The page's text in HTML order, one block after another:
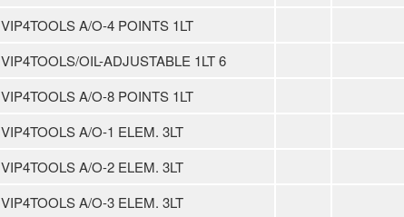
VIP4TOOLS A/O-4 POINTS 1LT
VIP4TOOLS/OIL-ADJUSTABLE 1LT 6
VIP4TOOLS A/O-8 POINTS 1LT
VIP4TOOLS A/O-1 ELEM. 3LT
VIP4TOOLS A/O-2 ELEM. 3LT
VIP4TOOLS A/O-3 ELEM. 3LT